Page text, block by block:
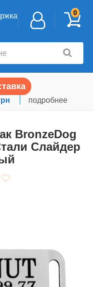
0
подробнее
BronzeDog
Слайдер